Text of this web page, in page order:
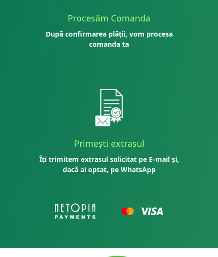
Procesăm Comanda
După confirmarea plății, vom procesa
comanda ta
Primești extrasul
Îți trimitem extrasul solicitat pe E-mail și,
dacă ai optat, pe WhatsApp